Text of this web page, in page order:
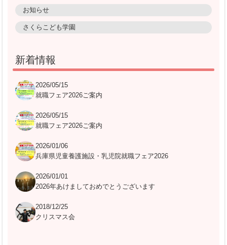
お知らせ
さくらこども学園
新着情報
2026/05/15
就職フェア2026ご案内
2026/05/15
就職フェア2026ご案内
2026/01/06
兵庫県児童養護施設・乳児院就職フェア2026
2026/01/01
2026年あけましておめでとうございます
2018/12/25
クリスマス会